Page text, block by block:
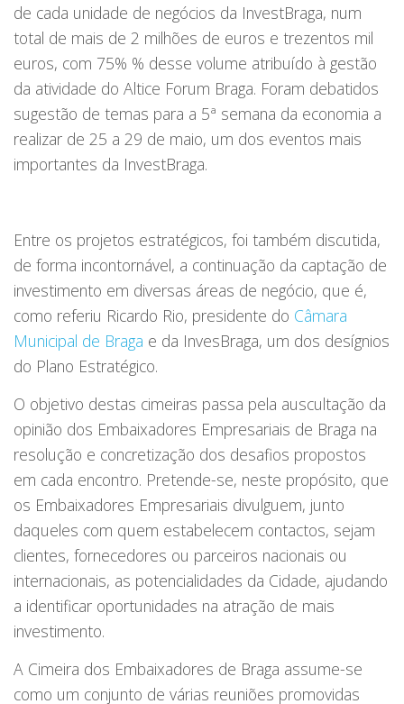
de cada unidade de negócios da InvestBraga, num
total de mais de 2 milhões de euros e trezentos mil
euros, com 75% % desse volume atribuído à gestão
da atividade do Altice Forum Braga. Foram debatidos
sugestão de temas para a 5ª semana da economia a
realizar de 25 a 29 de maio, um dos eventos mais
importantes da InvestBraga.
Entre os projetos estratégicos, foi também discutida,
de forma incontornável, a continuação da captação de
investimento em diversas áreas de negócio, que é,
como referiu Ricardo Rio, presidente do Câmara
Municipal de Braga e da InvesBraga, um dos desígnios
do Plano Estratégico.
O objetivo destas cimeiras passa pela auscultação da
opinião dos Embaixadores Empresariais de Braga na
resolução e concretização dos desafios propostos
em cada encontro. Pretende-se, neste propósito, que
os Embaixadores Empresariais divulguem, junto
daqueles com quem estabelecem contactos, sejam
clientes, fornecedores ou parceiros nacionais ou
internacionais, as potencialidades da Cidade, ajudando
a identificar oportunidades na atração de mais
investimento.
A Cimeira dos Embaixadores de Braga assume-se
como um conjunto de várias reuniões promovidas